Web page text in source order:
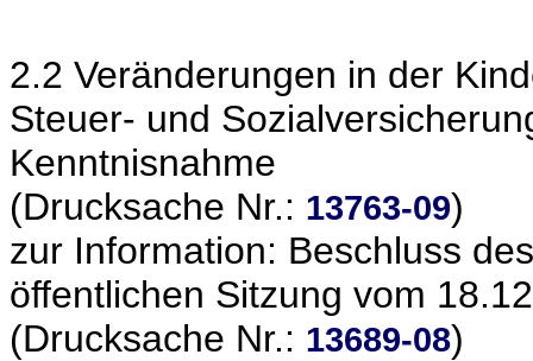
2.2 Veränderungen in der
Steuer- und
Kenntnisnahme
(Drucksache Nr.: 13763-09)
zur Information: Beschluss
öffentlichen Sitzung vom
(Drucksache Nr.: 13689-08)